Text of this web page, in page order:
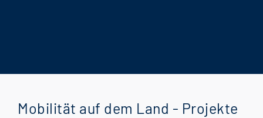
Mobilität auf dem Land - Projekte